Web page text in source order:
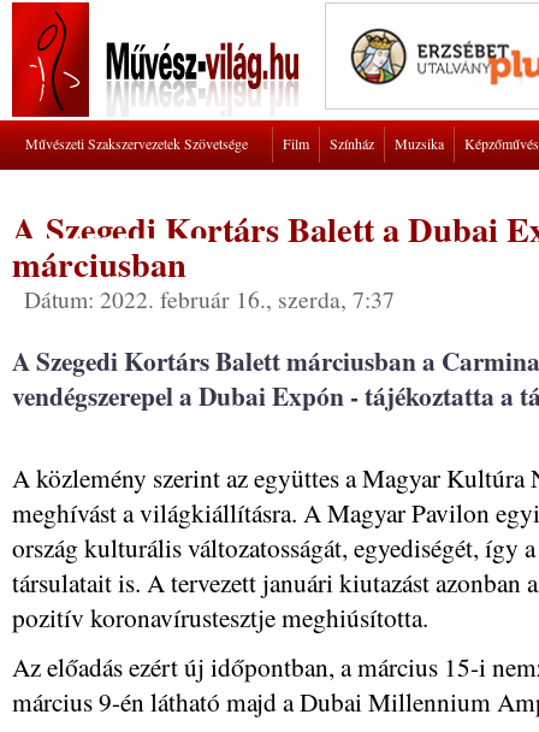
Művészeti Szakszervezetek Szövetsége Film Színház Muzsika
A Szegedi Kortárs Balett a Dubai
márciusban
Dátum: 2022. február 16., szerda, 7:37
A Szegedi Kortárs Balett márciusban a
vendégszerepel a Dubai Expón - tájékoztatta a
A közlemény szerint az együttes a Magyar
meghívást a világkiállításra. A Magyar Pavilon
ország kulturális változatosságát, egyediségét, így
társulatait is. A tervezett januári kiutazást azonban
pozitív koronavírustesztje meghiúsította.
Az előadás ezért új időpontban, a március 15-i
március 9-én látható majd a Dubai Millennium